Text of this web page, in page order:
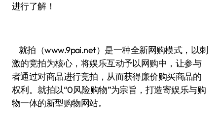
进行了解！
就拍（www.9pai.net）是一种全新网购模式，以刺
激的竞拍为核心，将娱乐互动予以网购中，让参与
者通过对商品进行竞拍，从而获得廉价购买商品的
权利。就拍以“0风险购物”为宗旨，打造寄娱乐与购
物一体的新型购物网站。